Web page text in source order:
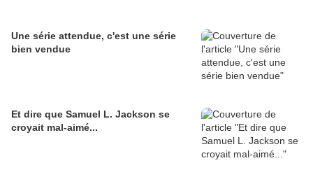
Une série attendue, c'est une série
bien vendue
Et dire que Samuel L. Jackson se
croyait mal-aimé...